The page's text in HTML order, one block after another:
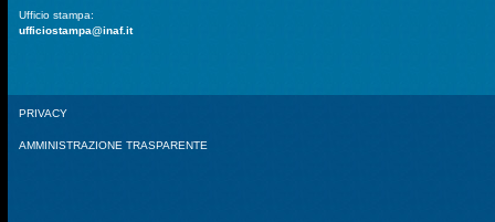
Ufficio stampa:
ufficiostampa@inaf.it
PRIVACY
AMMINISTRAZIONE TRASPARENTE